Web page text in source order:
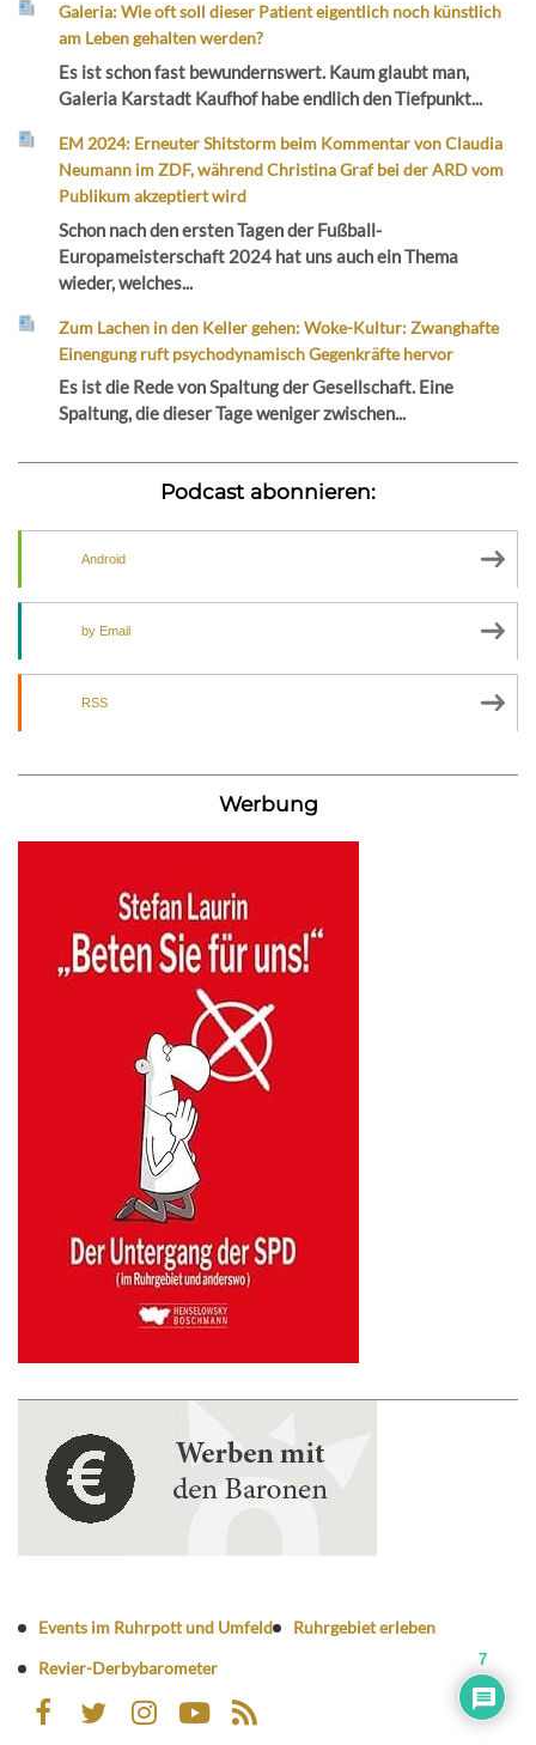
Galeria: Wie oft soll dieser Patient eigentlich noch künstlich
am Leben gehalten werden?
Es ist schon fast bewundernswert. Kaum glaubt man,
Galeria Karstadt Kaufhof habe endlich den Tiefpunkt...
EM 2024: Erneuter Shitstorm beim Kommentar von Claudia
Neumann im ZDF, während Christina Graf bei der ARD vom
Publikum akzeptiert wird
Schon nach den ersten Tagen der Fußball-
Europameisterschaft 2024 hat uns auch ein Thema
wieder, welches...
Zum Lachen in den Keller gehen: Woke-Kultur: Zwanghafte
Einengung ruft psychodynamisch Gegenkräfte hervor
Es ist die Rede von Spaltung der Gesellschaft. Eine
Spaltung, die dieser Tage weniger zwischen...
Podcast abonnieren:
Android
by Email
RSS
Werbung
Events im Ruhrpott und Umfeld
Ruhrgebiet erleben
Revier-Derbybarometer
7